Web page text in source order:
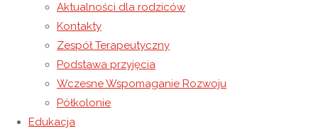
Aktualności dla rodziców
Kontakty
Zespół Terapeutyczny
Podstawa przyjęcia
Wczesne Wspomaganie Rozwoju
Półkolonie
Edukacja